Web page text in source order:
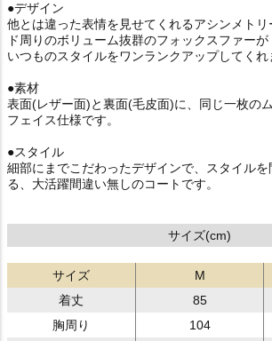
●デザイン
他とは違った表情を見せてくれるアシンメト
ド周りのボリューム抜群のフォックスファーが
いつものスタイルをワンランクアップしてくれ
●素材
表面(レザー面)と裏面(毛皮面)に、同じ一枚の
フェイス仕様です。
●スタイル
細部にまでこだわったデザインで、スタイル
る、大活躍間違い無しのコートです。
サイズ(cm)
サイズ M
着丈
85
胸周り
104